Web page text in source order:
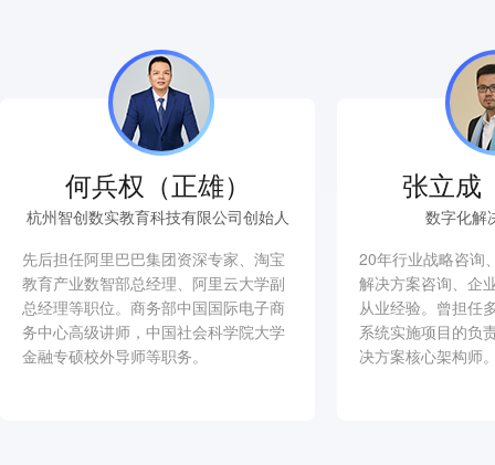
何兵权（正雄）
杭州智创数实教育科技有限公司创始人
先后担任阿里巴巴集团资深专家、淘宝
教育产业数智部总经理、阿里云大学副
总经理等职位。商务部中国国际电子商
务中心高级讲师，中国社会科学院大学
金融专硕校外导师等职务。
张立成
数字化解
20年行业战略咨询
解决方案咨询、企
从业经验。曾担任
系统实施项目的负
决方案核心架构师